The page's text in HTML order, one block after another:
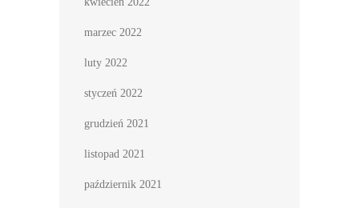
marzec 2022
luty 2022
styczeń 2022
grudzień 2021
listopad 2021
październik 2021